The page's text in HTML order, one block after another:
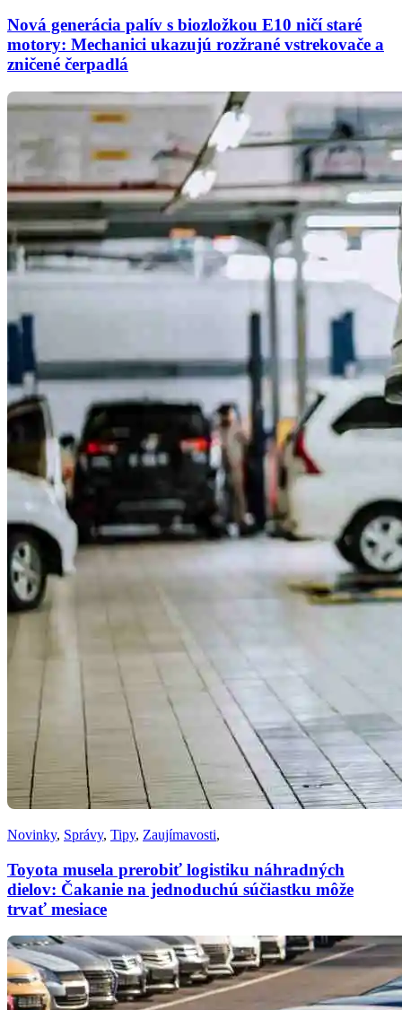
Nová generácia palív s biozložkou E10 ničí staré
motory: Mechanici ukazujú rozžrané vstrekovače a
zničené čerpadlá
Novinky, Správy, Tipy, Zaujímavosti,
Toyota musela prerobiť logistiku náhradných
dielov: Čakanie na jednoduchú súčiastku môže
trvať mesiace